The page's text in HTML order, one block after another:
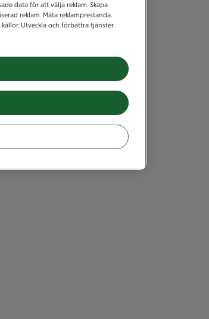
data för att välja reklam. Skapa
reklam. Mäta reklamprestanda.
Utveckla och förbättra tjänster.